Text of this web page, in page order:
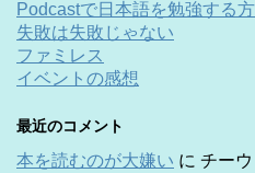
Podcastで日本語を勉強する
失敗は失敗じゃない
ファミレス
イベントの感想
最近のコメント
本を読むのが大嫌い に チーウ